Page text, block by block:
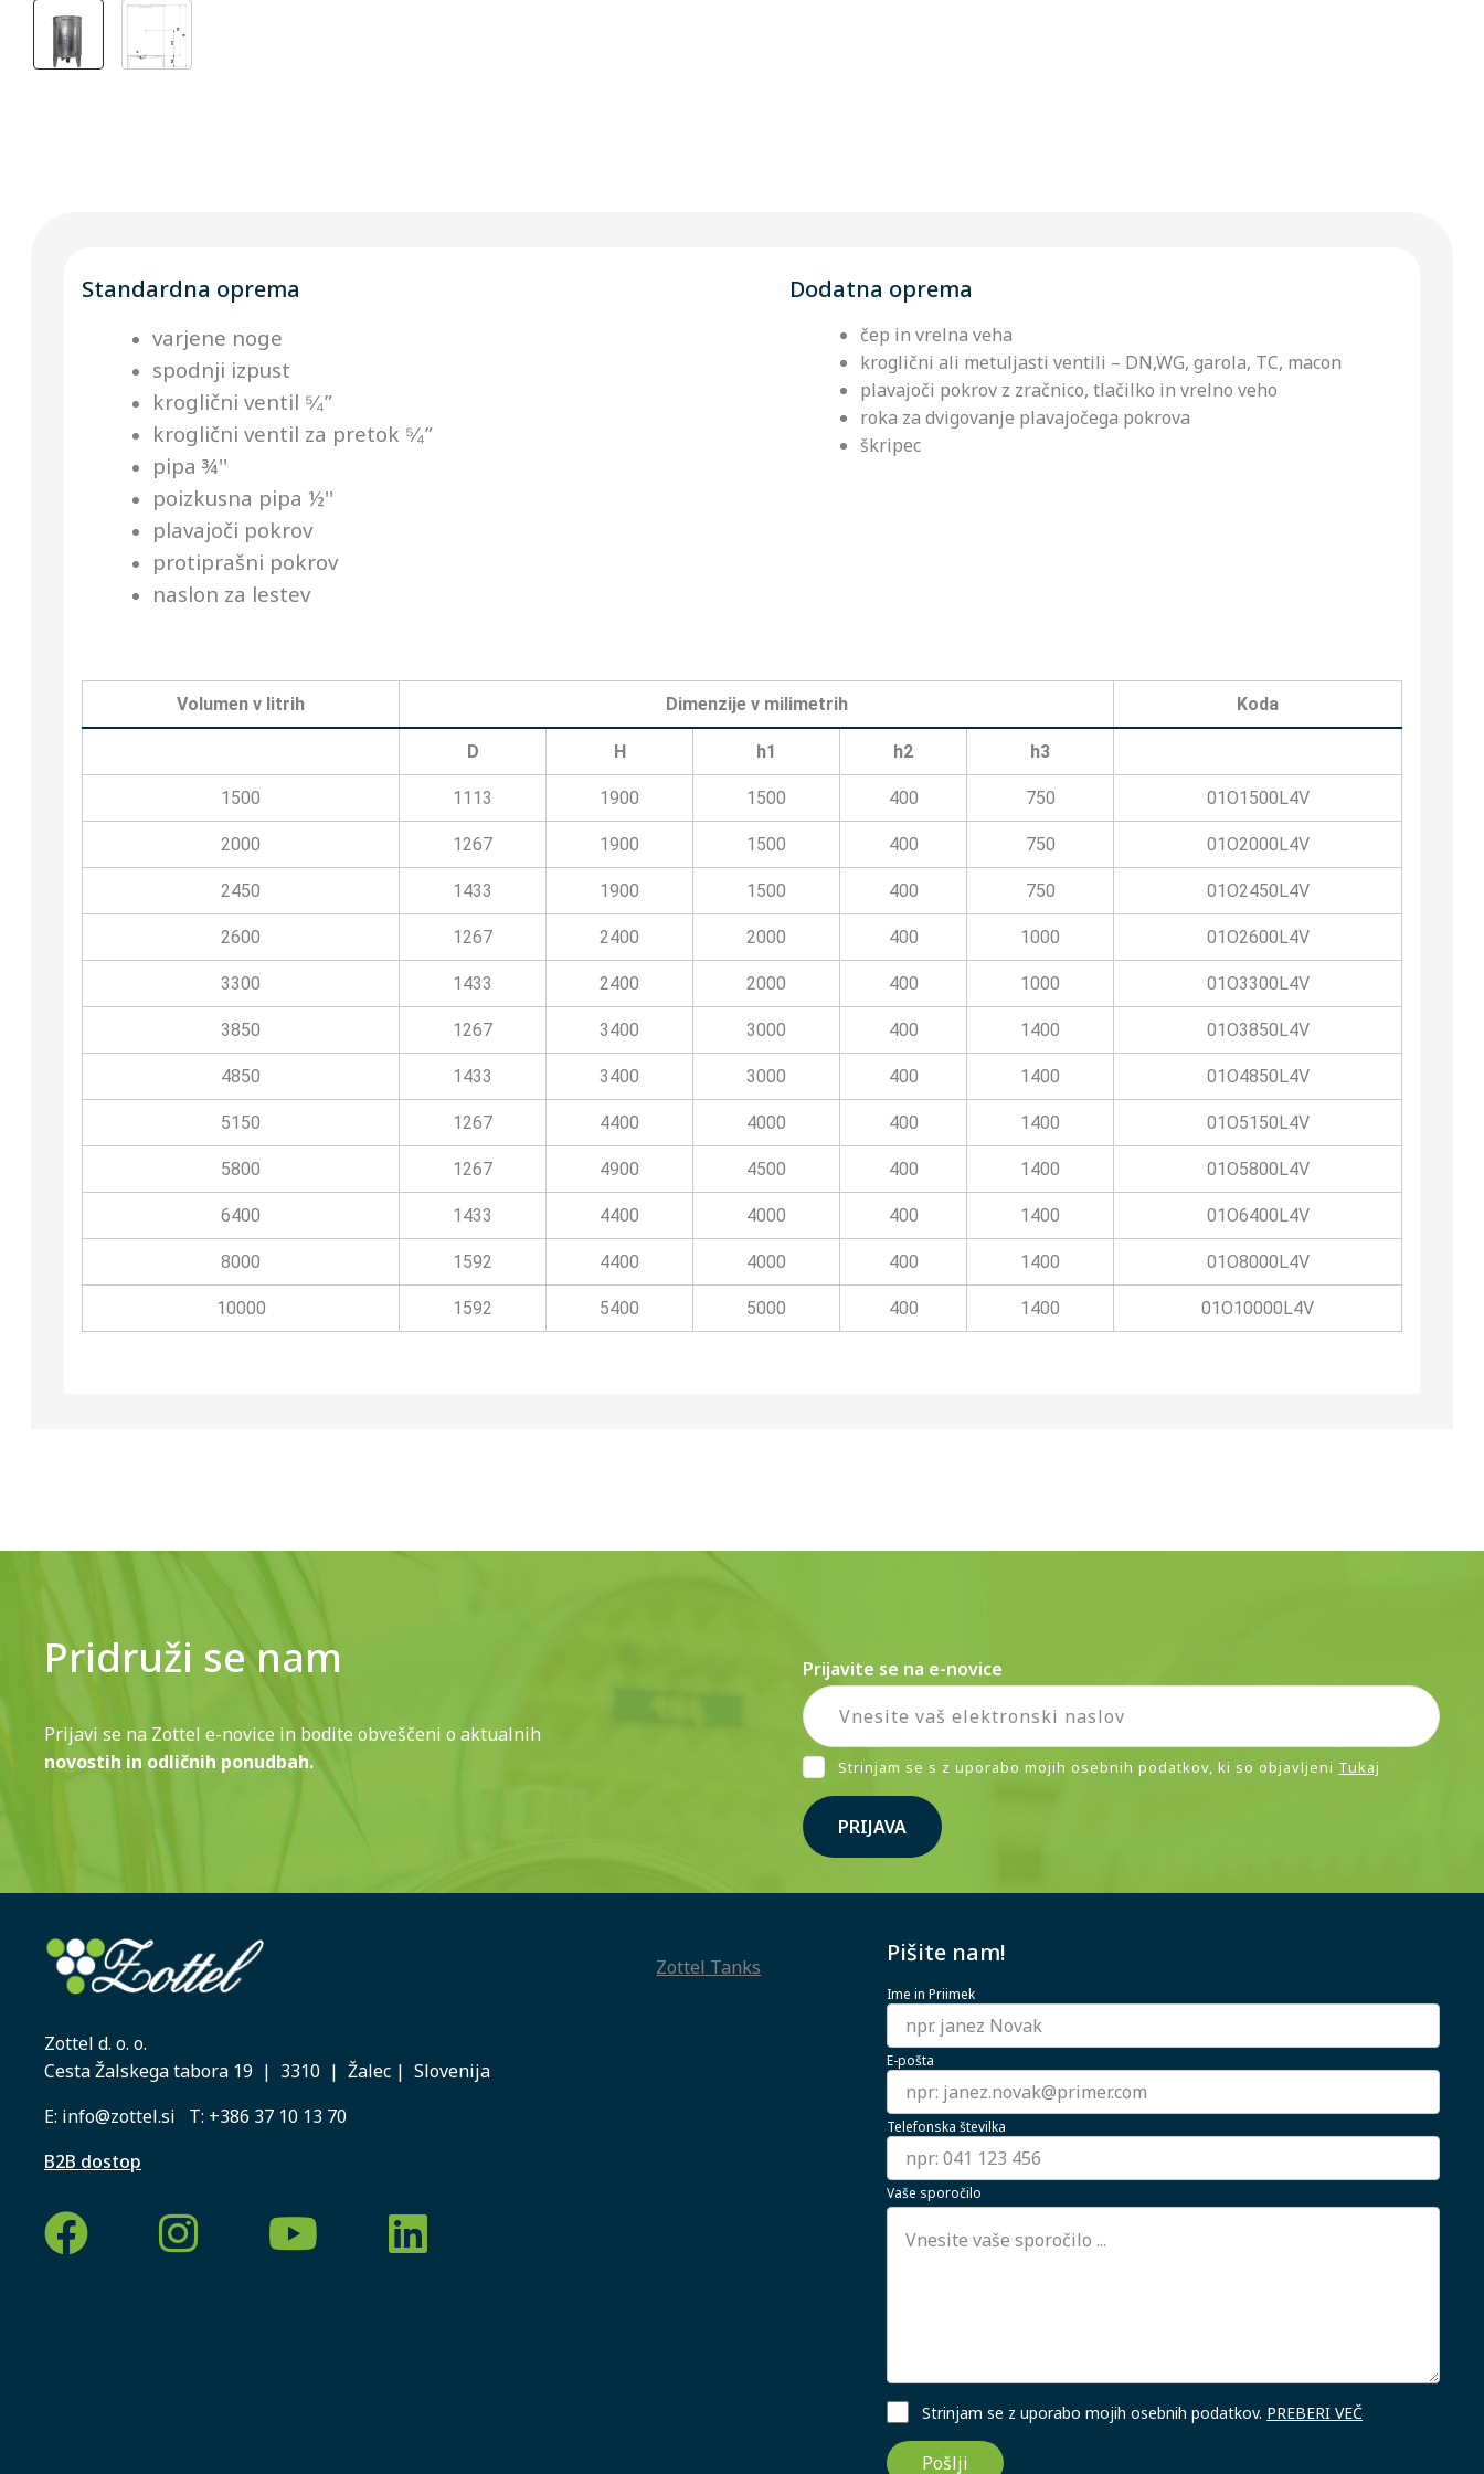
Standardna oprema
varjene noge
spodnji izpust
kroglični ventil ⁵⁄₄”
kroglični ventil za pretok ⁵⁄₄”
pipa ¾''
poizkusna pipa ½''
plavajoči pokrov
protiprašni pokrov
naslon za lestev
Dodatna oprema
čep in vrelna veha
kroglični ali metuljasti ventili – DN,WG, garola, TC, macon
plavajoči pokrov z zračnico, tlačilko in vrelno veho
roka za dvigovanje plavajočega pokrova
škripec
Volumen v litrih Dimenzije v milimetrih Koda
D H h1 h2 h3
1500 1113 1900 1500 400 750 01O1500L4V
2000 1267 1900 1500 400 750 01O2000L4V
2450 1433 1900 1500 400 750 01O2450L4V
2600 1267 2400 2000 400 1000 01O2600L4V
3300 1433 2400 2000 400 1000 01O3300L4V
3850 1267 3400 3000 400 1400 01O3850L4V
4850 1433 3400 3000 400 1400 01O4850L4V
5150 1267 4400 4000 400 1400 01O5150L4V
5800 1267 4900 4500 400 1400 01O5800L4V
6400 1433 4400 4000 400 1400 01O6400L4V
8000 1592 4400 4000 400 1400 01O8000L4V
10000 1592 5400 5000 400 1400 01O10000L4V
Pridruži se nam
Prijavi se na Zottel e-novice in bodite obveščeni o aktualnih
novostih in odličnih ponudbah.
Prijavite se na e-novice
Strinjam se s z uporabo mojih osebnih podatkov, ki so objavljeni Tukaj
PRIJAVA
Zottel d. o. o.
Cesta Žalskega tabora 19 | 3310 | Žalec | Slovenija
E: info@zottel.si T: +386 37 10 13 70
B2B dostop
Zottel Tanks Pišite nam!
Ime in Priimek
E-pošta
Telefonska številka
Vaše sporočilo
Strinjam se z uporabo mojih osebnih podatkov. PREBERI VEČ
Pošlji